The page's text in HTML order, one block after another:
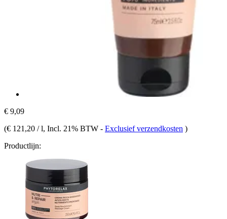
€ 9,09
(€ 121,20 / l, Incl. 21% BTW - Exclusief verzendkosten )
Productlijn: